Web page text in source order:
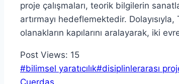
proje çalışmaları, teorik bilgilerin
artırmayı hedeflemektedir.
olanakların kapılarını aralayarak, iki
Post Views: 15
Post
Tags:
#bilimsel yaratıcılık#disiplinlerarası